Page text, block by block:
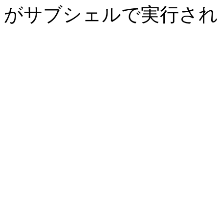
がサブシェルで実行さ